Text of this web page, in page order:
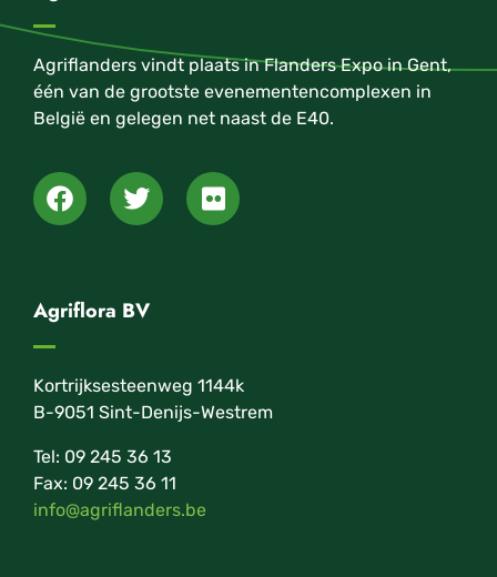
Agriflanders vindt plaats in Flanders Expo in Gent,
één van de grootste evenementencomplexen in
België en gelegen net naast de E40.
Agriflora BV
Kortrijksesteenweg 1144k
B-9051 Sint-Denijs-Westrem
Tel: 09 245 36 13
Fax: 09 245 36 11
info@agriflanders.be